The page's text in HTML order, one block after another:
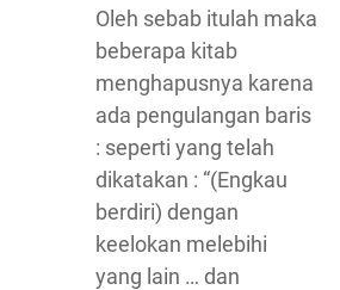
Oleh sebab itulah maka
beberapa kitab
menghapusnya karena
ada pengulangan baris
: seperti yang telah
dikatakan : “(Engkau
berdiri) dengan
keelokan melebihi
yang lain … dan